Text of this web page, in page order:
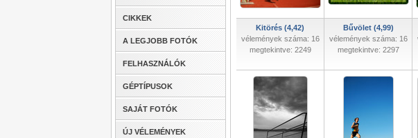
CIKKEK
A LEGJOBB FOTÓK
FELHASZNÁLÓK
GÉPTÍPUSOK
SAJÁT FOTÓK
ÚJ VÉLEMÉNYEK
Kitörés (4,42)
vélemények száma: 16
megtekintve: 2249
Bűvölet (4,99)
vélemények száma: 16
megtekintve: 2297